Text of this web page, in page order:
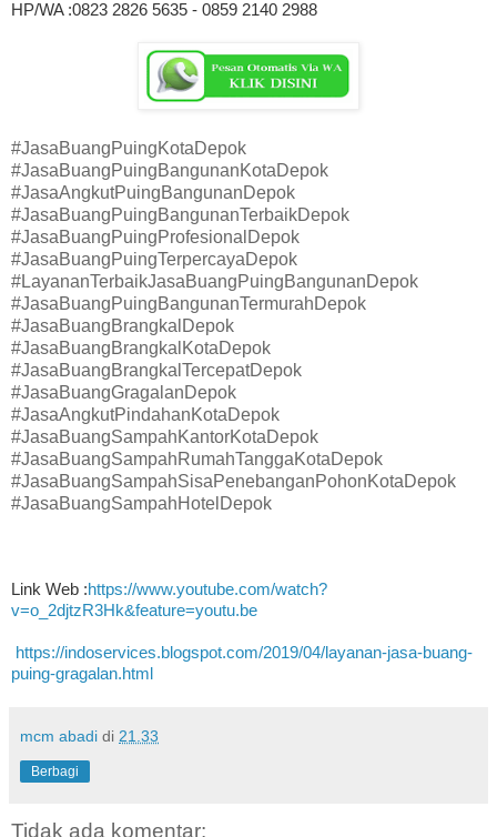
HP/WA :0823 2826 5635 - 0859 2140 2988
#JasaBuangPuingKotaDepok
#JasaBuangPuingBangunanKotaDepok
#JasaAngkutPuingBangunanDepok
#JasaBuangPuingBangunanTerbaikDepok
#JasaBuangPuingProfesionalDepok
#JasaBuangPuingTerpercayaDepok
#LayananTerbaikJasaBuangPuingBangunanDepok
#JasaBuangPuingBangunanTermurahDepok
#JasaBuangBrangkalDepok
#JasaBuangBrangkalKotaDepok
#JasaBuangBrangkalTercepatDepok
#JasaBuangGragalanDepok
#JasaAngkutPindahanKotaDepok
#JasaBuangSampahKantorKotaDepok
#JasaBuangSampahRumahTanggaKotaDepok
#JasaBuangSampahSisaPenebanganPohonKotaDepok
#JasaBuangSampahHotelDepok
Link Web :https://www.youtube.com/watch?
v=o_2djtzR3Hk&feature=youtu.be
https://indoservices.blogspot.com/2019/04/layanan-jasa-buang-
puing-gragalan.html
mcm abadi di 21.33
Berbagi
Tidak ada komentar: